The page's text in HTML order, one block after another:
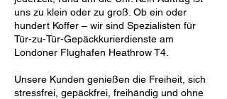
uns zu klein oder zu groß. Ob ein oder
hundert Koffer – wir sind Spezialisten für
Tür-zu-Tür-Gepäckkurierdienste am
Londoner Flughafen Heathrow T4.
Unsere Kunden genießen die Freiheit, sich
stressfrei, gepäckfrei, freihändig und ohne